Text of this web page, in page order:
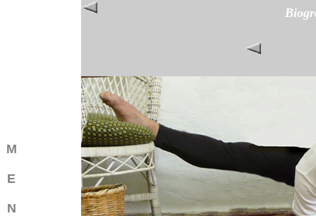
M
E
N